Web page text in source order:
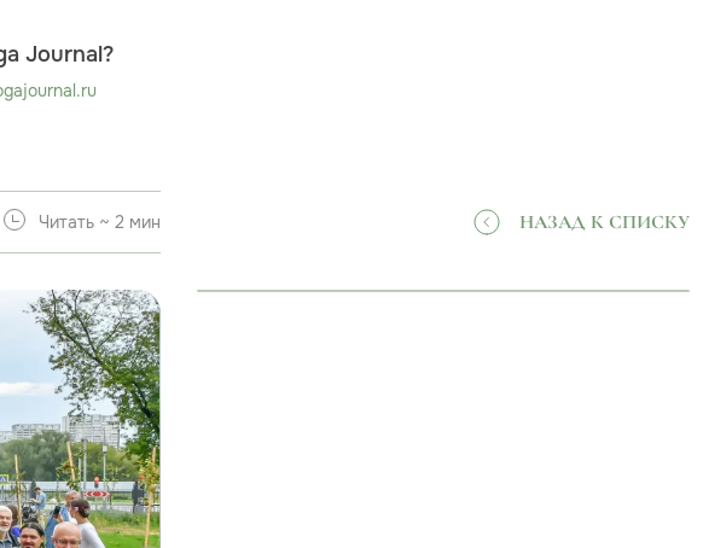
Journal?
Читать ~ 2 мин НАЗАД К СПИСКУ